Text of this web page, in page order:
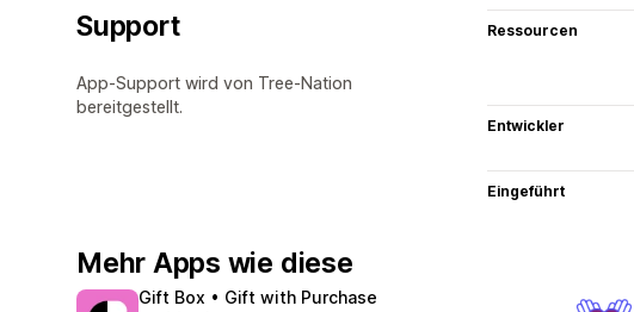
Support
App-Support wird von Tree-Nation
bereitgestellt.
Ressourcen
Entwickler
Eingeführt
Mehr Apps wie diese
Gift Box • Gift with Purchase